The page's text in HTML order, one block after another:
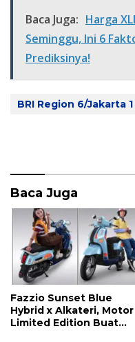
e
b
o
o
k
itt
er
at
s
p
p
e
Baca Juga: Harga
Seminggu, Ini 6
Prediksinya!
BRI Region 6/Jakarta 1
Baca Juga
Fazzio Sunset Blue
Hybrid x Alkateri, Motor
Limited Edition Buat